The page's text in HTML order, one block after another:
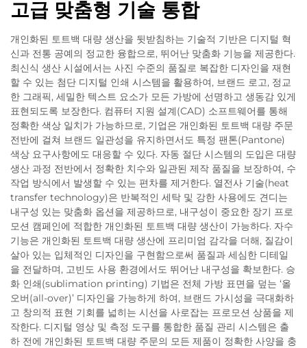
고급 맞춤형 기술 통합
개인화된 토트백 대량 생산을 뒷받침하는 기술적 기반은 디지털 혁
신과 전통 공예의 정교한 융합으로, 뛰어난 맞춤화 기능을 제공한다.
최신식 생산 시설에서는 사진 수준의 품질로 복잡한 디자인을 재현
할 수 있는 첨단 디지털 인쇄 시스템을 활용하여, 브랜드 로고, 정교
한 그래픽, 세밀한 텍스트 요소가 모든 가방에 선명하고 생동감 있게
표현되도록 보장한다. 컴퓨터 지원 설계(CAD) 소프트웨어를 통해
정확한 색상 일치가 가능하므로, 기업은 개인화된 토트백 대량 주문
전반에 걸쳐 브랜드 일관성을 유지하면서도 특정 팬톤(Pantone)
색상 요구사항에도 대응할 수 있다. 자동 절단 시스템의 도입은 대량
생산 과정 전반에서 정확한 치수와 일관된 제작 품질을 보장하여, 수
작업 방식에서 발생할 수 있는 편차를 제거한다. 열전사 기술(heat
transfer technology)은 반복적인 세탁 및 강한 사용에도 견디는
내구성 있는 맞춤화 옵션을 제공하므로, 내구성이 중요한 장기 프로
모션 캠페인에 적합한 개인화된 토트백 대량 생산이 가능하다. 자수
기능은 개인화된 토트백 대량 생산에 프리미엄 감각을 더해, 질감이
살아 있는 입체적인 디자인을 구현함으로써 품질과 세심한 디테일
을 전달하며, 고빈도 사용 환경에서도 뛰어난 내구성을 확보한다. 승
화 인쇄(sublimation printing) 기법은 전체 가방 표면을 덮는 ‘올
오버(all-over)’ 디자인을 가능하게 하여, 브랜드 가시성을 극대화하
고 창의적 표현 기회를 넓히는 시선을 사로잡는 프로모션 상품을 제
작한다. 디지털 영상 및 측정 도구를 통합한 품질 관리 시스템은 출
하 전에 개인화된 토트백 대량 주문의 모든 제품이 정확한 사양을 충